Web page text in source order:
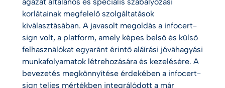
ágazat általános és speciális szabályozási
korlátainak megfelelő szolgáltatások
kiválasztásában. A javasolt megoldás a infocert-
sign volt, a platform, amely képes belső és külső
felhasználókat egyaránt érintő aláírási jóváhagyási
munkafolyamatok létrehozására és kezelésére. A
bevezetés megkönnyítése érdekében a infocert-
sign teljes mértékben integrálódott a már